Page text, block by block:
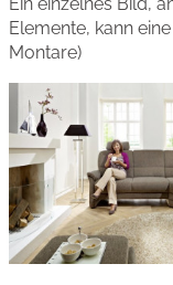
Elemente, kann
Montare)